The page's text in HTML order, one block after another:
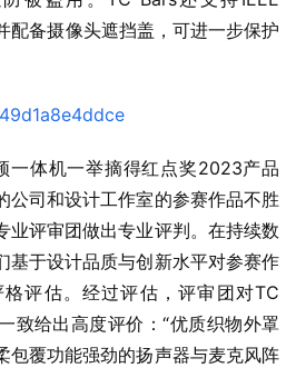
配备摄像头遮挡盖，可进一步保护
一体机一举摘得红点奖2023产品
公司和设计工作室的参赛作品不胜
业评审团做出专业评判。在持续数
基于设计品质与创新水平对参赛作
评估。经过评估，评审团对TC
致给出高度评价：“优质织物外罩
包覆功能强劲的扬声器与麦克风阵